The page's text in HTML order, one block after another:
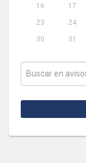
16
17
23
24
30
31